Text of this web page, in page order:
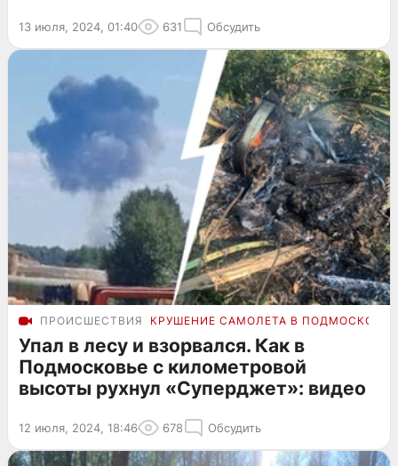
13 июля, 2024, 01:40 631 Обсудить
ПРОИСШЕСТВИЯ КРУШЕНИЕ САМОЛЕТА В ПОДМОСКОВЬЕ
Упал в лесу и взорвался. Как в
Подмосковье с километровой
высоты рухнул «Суперджет»: видео
12 июля, 2024, 18:46 678 Обсудить